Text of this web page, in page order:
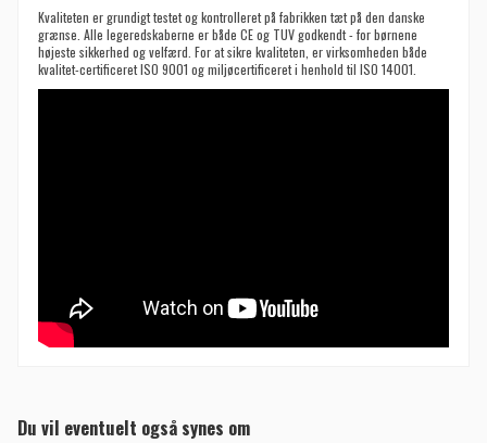
Kvaliteten er grundigt testet og kontrolleret på fabrikken tæt på den danske
grænse. Alle legeredskaberne er både CE og TUV godkendt - for børnene
højeste sikkerhed og velfærd. For at sikre kvaliteten, er virksomheden både
kvalitet-certificeret ISO 9001 og miljøcertificeret i henhold til ISO 14001.
Du vil eventuelt også synes om